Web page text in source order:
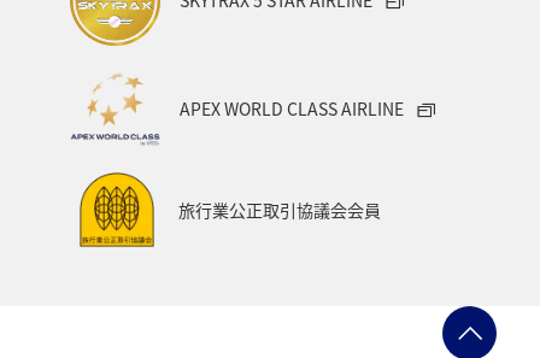
ANA Mall
A-style秋特集
スズキ
APEX WORLD CLASS AIRLINE
旅行業公正取引協議会会員